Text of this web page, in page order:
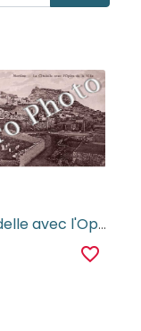
La Citadelle avec l'Opéra de la Ville
favorite_border